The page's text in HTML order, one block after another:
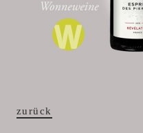
zurück